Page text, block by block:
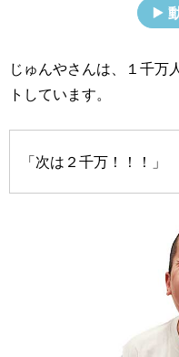
じゅんやさんは、１千万
トしています。
「次は２千万！！！」